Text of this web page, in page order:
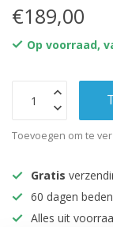
€189,00
Op voorraad,
Toevoegen om te
Gratis
60 dagen
Alles uit